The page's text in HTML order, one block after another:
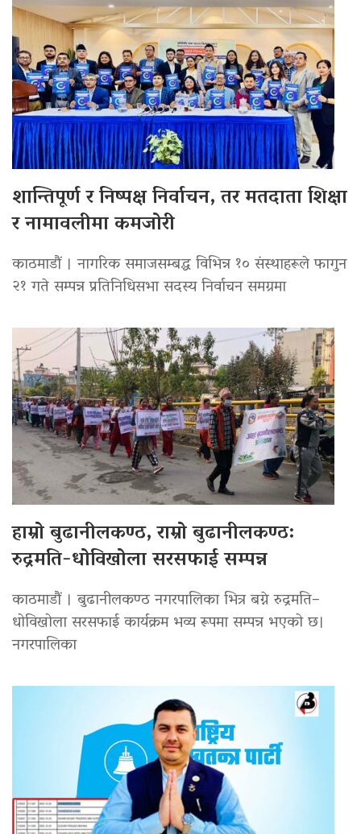
शान्तिपूर्ण र निष्पक्ष निर्वाचन, तर मतदाता शिक्षा
र नामावलीमा कमजोरी
काठमाडौं । नागरिक समाजसम्बद्ध विभिन्न १० संस्थाहरूले फागुन
२१ गते सम्पन्न प्रतिनिधिसभा सदस्य निर्वाचन समग्रमा
हाम्रो बुढानीलकण्ठ, राम्रो बुढानीलकण्ठ:
रुद्रमति-धोविखोला सरसफाई सम्पन्न
काठमाडौं । बुढानीलकण्ठ नगरपालिका भित्र बग्ने रुद्रमति–
धोविखोला सरसफाई कार्यक्रम भव्य रूपमा सम्पन्न भएको छ।
नगरपालिका